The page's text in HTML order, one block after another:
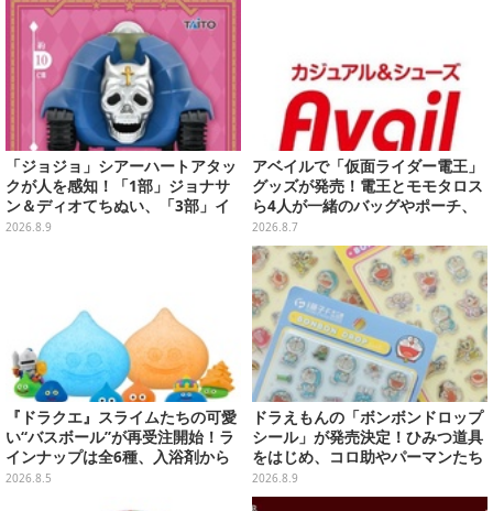
「ジョジョ」シアーハートアタッ
クが人を感知！「1部」ジョナサ
ン＆ディオてちぬい、「3部」イ
ギー＆クリームのなりきり帽子な
2026.8.9
アベイルで「仮面ライダー電王」
グッズが発売！電王とモモタロス
ら4人が一緒のバッグやポーチ、
収納ボックスも
2026.8.7
『ドラクエ』スライムたちの可愛
い“バスボール”が再受注開始！ラ
インナップは全6種、入浴剤から
モンスターのフィギュアが出てく
2026.8.5
ドラえもんの「ボンボンドロップ
シール」が発売決定！ひみつ道具
をはじめ、コロ助やパーマンたち
「藤子・F・不二雄」キャラも収
録の全2種類
2026.8.9